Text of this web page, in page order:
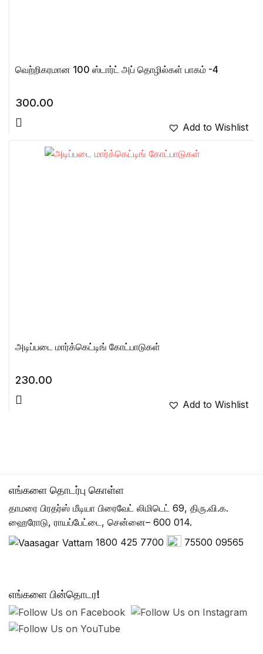
வெற்றிகரமான 100 ஸ்டார்ட் அப் தொழில்கள் பாகம் -4
300.00
Add to Wishlist
அடிப்படை மார்க்கெட்டிங் கோட்பாடுகள்
230.00
Add to Wishlist
எங்களை தொடர்பு கொள்ள
தாமரை பிரதர்ஸ் மீடியா பிரைவேட் லிமிடெட் 69, திரு.வி.க.
ஹைரோடு, ராயப்பேட்டை, சென்னை– 600 014.
1800 425 7700
75500 09565
எங்களை பின்தொடர!